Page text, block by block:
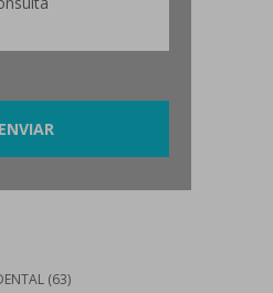
(63)